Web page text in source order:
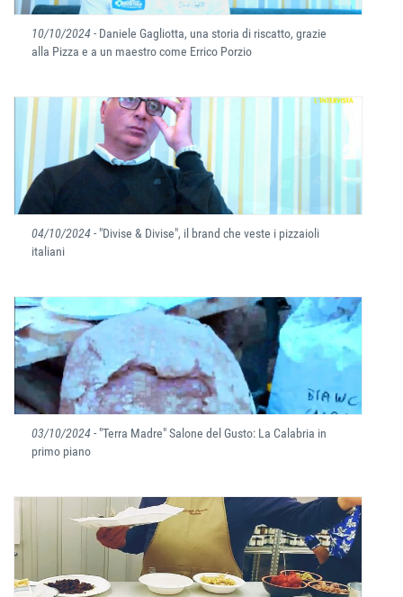
10/10/2024- Daniele Gagliotta, una storia di riscatto, grazie
alla Pizza e a un maestro come Errico Porzio
04/10/2024- "Divise & Divise", il brand che veste i pizzaioli
italiani
03/10/2024- "Terra Madre" Salone del Gusto: La Calabria in
primo piano